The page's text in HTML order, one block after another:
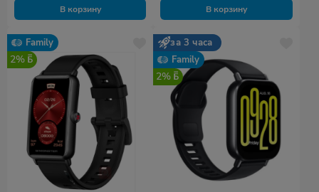
В корзину В корзину
Family
2%
за 3 часа
Family
2%